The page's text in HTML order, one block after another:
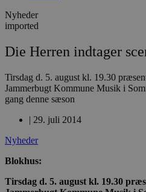
Nyheder
imported
Die Herren indtager
Tirsdag d. 5. august kl. 19.30
Jammerbugt Kommune Musik i
gang denne sæson
| 29. juli 2014
Nyheder
Blokhus:
Tirsdag d. 5. august kl. 19.30